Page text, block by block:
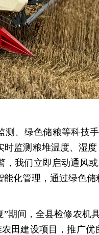
、绿色储粮等科技
监测粮堆温度、湿
我们立即启动通风或
化管理，通过绿色
间，全县检修农机
田建设项目，推广